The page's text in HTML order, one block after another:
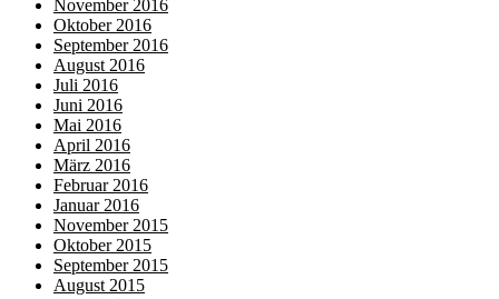
November 2016
Oktober 2016
September 2016
August 2016
Juli 2016
Juni 2016
Mai 2016
April 2016
März 2016
Februar 2016
Januar 2016
November 2015
Oktober 2015
September 2015
August 2015